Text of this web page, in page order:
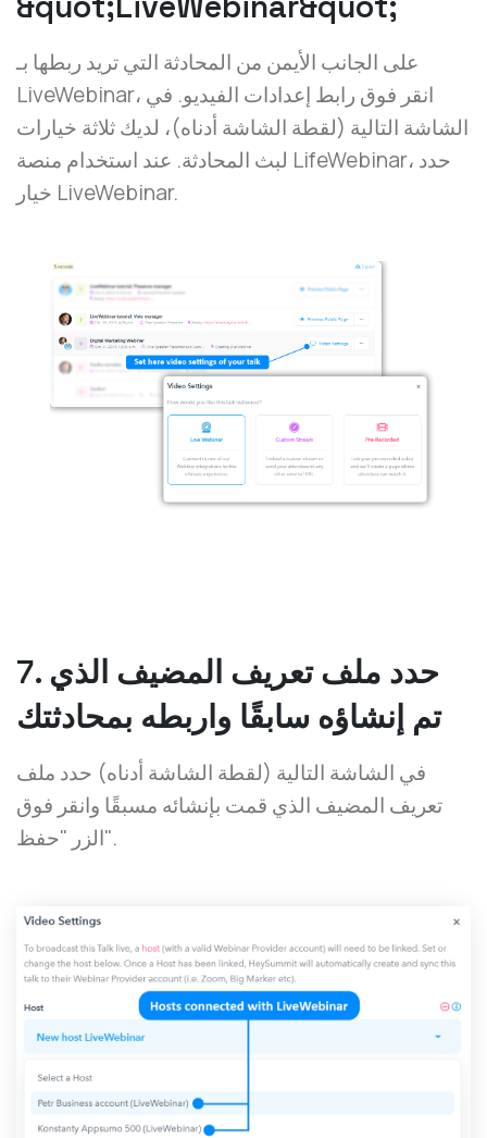
على الجانب الأيمن من المحادثة التي تريد ربطها بـ
LiveWebinar، انقر فوق رابط إعدادات الفيديو. في
الشاشة التالية (لقطة الشاشة أدناه)، لديك ثلاثة خيارات
لبث المحادثة. عند استخدام منصة LifeWebinar، حدد
خيار LiveWebinar.
7. حدد ملف تعريف المضيف الذي
تم إنشاؤه سابقًا واربطه بمحادثتك
في الشاشة التالية (لقطة الشاشة أدناه) حدد ملف
تعريف المضيف الذي قمت بإنشائه مسبقًا وانقر فوق
الزر "حفظ".